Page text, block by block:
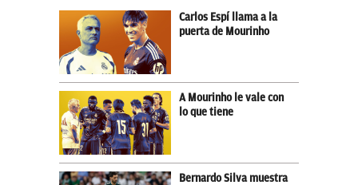
Carlos Espí llama a la
puerta de Mourinho
A Mourinho le vale con
lo que tiene
Bernardo Silva muestra